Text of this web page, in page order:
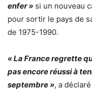
enfer » si un nouveau
pour sortir le pays de
de 1975-1990.
« La France regrette
pas encore réussi à
septembre », a